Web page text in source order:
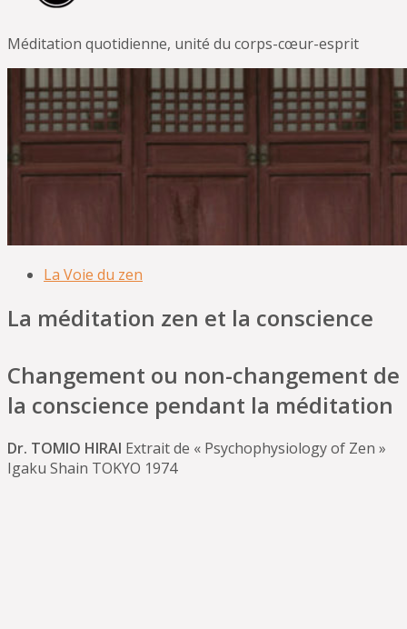
Méditation quotidienne, unité du corps-cœur-esprit
La Voie du zen
La méditation zen et la conscience
Changement ou non-changement de
la conscience pendant la méditation
Dr. TOMIO HIRAI Extrait de « Psychophysiology of Zen »
Igaku Shain TOKYO 1974